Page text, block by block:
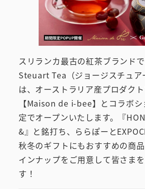
スリランカ最古の紅茶ブランド
Steuart Tea（ジョージスチュア
は、オーストラリア産プロダク
【Maison de i-bee】とコラボ
定でオープンいたします。『
&』と銘打ち、ららぽーと
秋冬のギフトにもおすすめの商
インナップをご用意して皆さま
す！